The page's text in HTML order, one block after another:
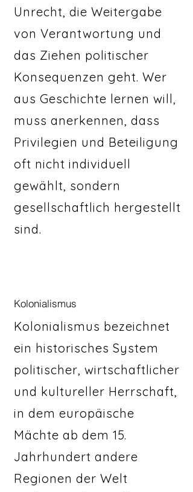
Unrecht, die Weitergabe
von Verantwortung und
das Ziehen politischer
Konsequenzen geht. Wer
aus Geschichte lernen will,
muss anerkennen, dass
Privilegien und Beteiligung
oft nicht individuell
gewählt, sondern
gesellschaftlich hergestellt
sind.
Kolonialismus
Kolonialismus bezeichnet
ein historisches System
politischer, wirtschaftlicher
und kultureller Herrschaft,
in dem europäische
Mächte ab dem 15.
Jahrhundert andere
Regionen der Welt